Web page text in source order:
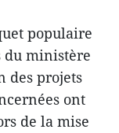
populaire
du ministère
des projets
ont
de la mise